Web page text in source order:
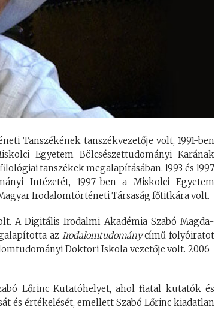
Tanszékének tanszékvezetője volt, 1991-ben
Egyetem Bölcsészettudományi Karának
tanszékek megalapításában. 1993 és 1997
Intézetét, 1997-ben a Miskolci Egyetem
Irodalomtörténeti Társaság főtitkára volt.
A Digitális Irodalmi Akadémia Szabó Magda-
azIrodalomtudománycímű folyóiratot
Doktori Iskola vezetője volt. 2006-
Lőrinc Kutatóhelyet, ahol fiatal kutatók és
és értékelését, emellett Szabó Lőrinc kiadatlan